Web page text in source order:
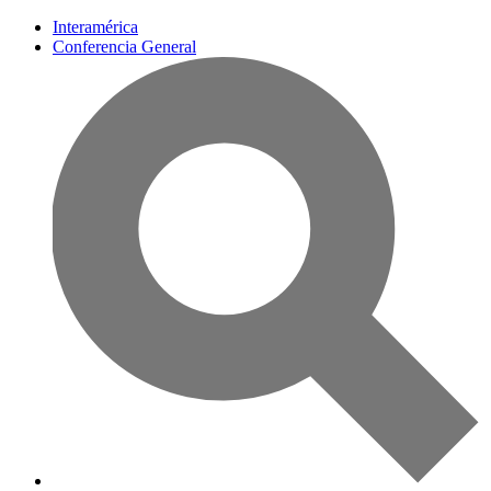
Interamérica
Conferencia General